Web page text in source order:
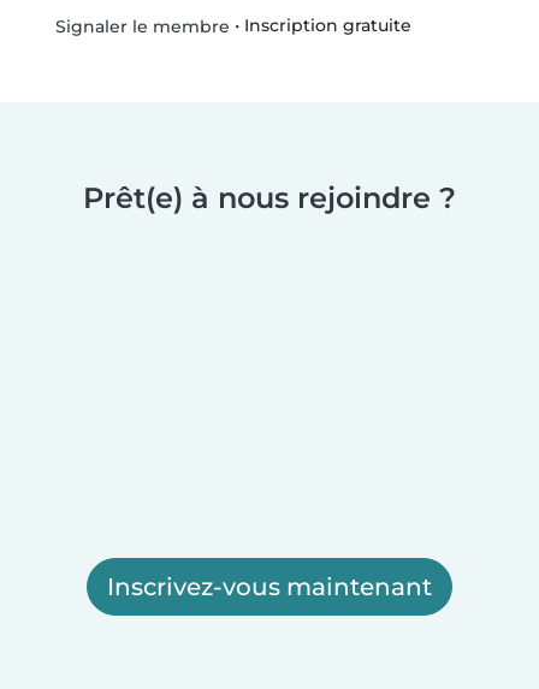
Signaler le membre • Inscription gratuite
Prêt(e) à nous rejoindre ?
Inscrivez-vous maintenant